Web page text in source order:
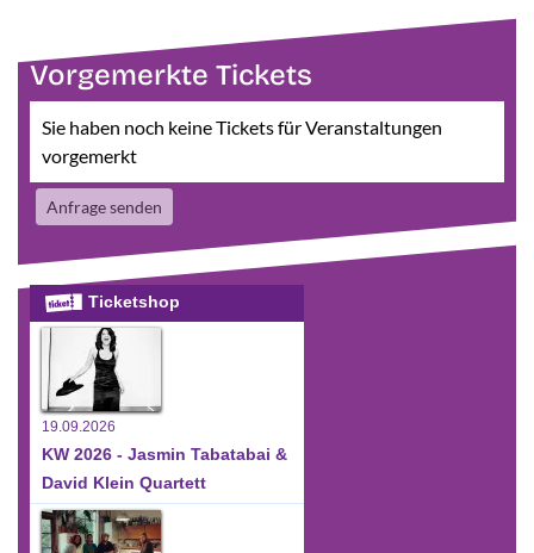
Vorgemerkte Tickets
Sie haben noch keine Tickets für Veranstaltungen
vorgemerkt
Anfrage senden
Ticketshop
19.09.2026
KW 2026 - Jasmin Tabatabai &
David Klein Quartett